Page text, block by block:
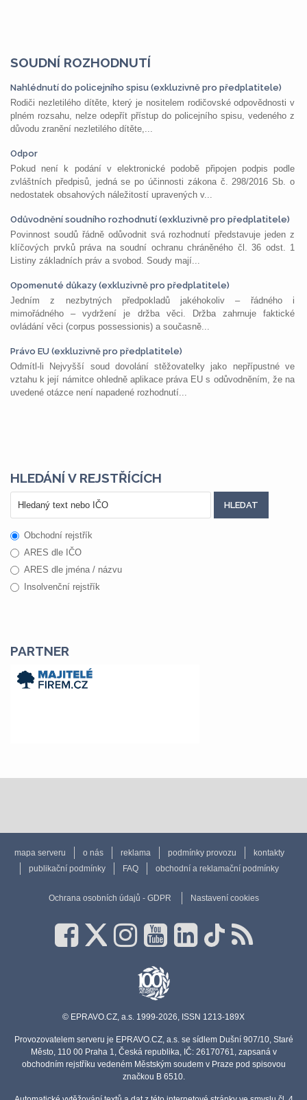
SOUDNÍ ROZHODNUTÍ
Nahlédnutí do policejního spisu (exkluzivně pro předplatitele)
Rodiči nezletilého dítěte, který je nositelem rodičovské odpovědnosti v
plném rozsahu, nelze odepřít přístup do policejního spisu, vedeného z
důvodu zranění nezletilého dítěte,...
Odpor
Pokud není k podání v elektronické podobě připojen podpis podle
zvláštních předpisů, jedná se po účinnosti zákona č. 298/2016 Sb. o
nedostatek obsahových náležitostí upravených v...
Odůvodnění soudního rozhodnutí (exkluzivně pro předplatitele)
Povinnost soudů řádně odůvodnit svá rozhodnutí představuje jeden z
klíčových prvků práva na soudní ochranu chráněného čl. 36 odst. 1
Listiny základních práv a svobod. Soudy mají...
Opomenuté důkazy (exkluzivně pro předplatitele)
Jedním z nezbytných předpokladů jakéhokoliv – řádného i
mimořádného – vydržení je držba věci. Držba zahrnuje faktické
ovládání věci (corpus possessionis) a současně...
Právo EU (exkluzivně pro předplatitele)
Odmítl-li Nejvyšší soud dovolání stěžovatelky jako nepřípustné ve
vztahu k její námitce ohledně aplikace práva EU s odůvodněním, že na
uvedené otázce není napadené rozhodnutí...
HLEDÁNÍ V REJSTŘÍCÍCH
Obchodní rejstřík
ARES dle IČO
ARES dle jména / názvu
Insolvenční rejstřík
PARTNER
mapa serveru o nás reklama podmínky provozu
kontakty
publikační podmínky
FAQ obchodní a reklamační podmínky
Ochrana osobních údajů - GDPR Nastavení cookies
© EPRAVO.CZ, a.s. 1999-2026, ISSN 1213-189X
Provozovatelem serveru je EPRAVO.CZ, a.s. se sídlem Dušní 907/10, Staré
Město, 110 00 Praha 1, Česká republika, IČ: 26170761, zapsaná v
obchodním rejstříku vedeném Městským soudem v Praze pod spisovou
značkou B 6510.